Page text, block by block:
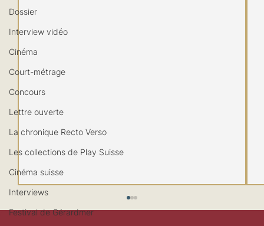
Dossier
Interview vidéo
Cinéma
Court-métrage
Concours
Lettre ouverte
La chronique Recto Verso
Les collections de Play Suisse
Cinéma suisse
Interviews
Festival de Gérardmer